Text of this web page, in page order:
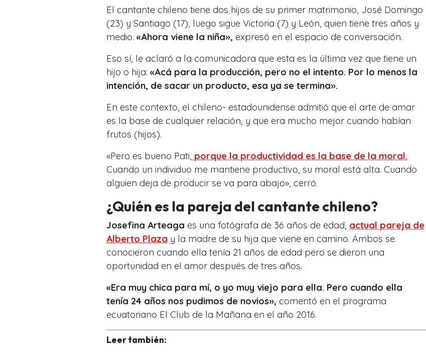
El cantante chileno tiene dos hijos de su primer matrimonio, José Domingo
(23) y Santiago (17), luego sigue Victoria (7) y León, quien tiene tres años y
medio. «Ahora viene la niña», expresó en el espacio de conversación.
Eso sí, le aclaró a la comunicadora que esta es la última vez que tiene un
hijo o hija: «Acá para la producción, pero no el intento. Por lo menos la
intención, de sacar un producto, esa ya se termina».
En este contexto, el chileno- estadounidense admitió que el arte de amar
es la base de cualquier relación, y que era mucho mejor cuando habían
frutos (hijos).
«Pero es bueno Pati, porque la productividad es la base de la moral.
Cuando un individuo me mantiene productivo, su moral está alta. Cuando
alguien deja de producir se va para abajo», cerró.
¿Quién es la pareja del cantante chileno?
Josefina Arteaga es una fotógrafa de 36 años de edad, actual pareja de
Alberto Plaza y la madre de su hija que viene en camino. Ambos se
conocieron cuando ella tenía 21 años de edad pero se dieron una
oportunidad en el amor después de tres años.
«Era muy chica para mí, o yo muy viejo para ella. Pero cuando ella
tenía 24 años nos pudimos de novios», comentó en el programa
ecuatoriano El Club de la Mañana en el año 2016.
Leer también: